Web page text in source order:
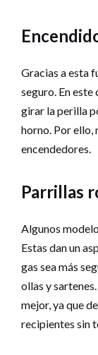
Gracias a esta
seguro. En
girar la perilla
horno. Por ello,
encendedores.
Parrillas
Algunos
Estas dan un
gas sea más
ollas y
mejor, ya que
recipientes sin